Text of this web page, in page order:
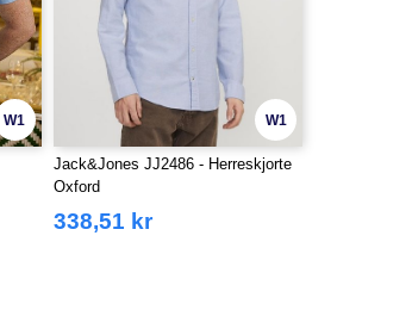
W1 W1
Jack&Jones JJ2486 - Herreskjorte
Oxford
338,51 kr